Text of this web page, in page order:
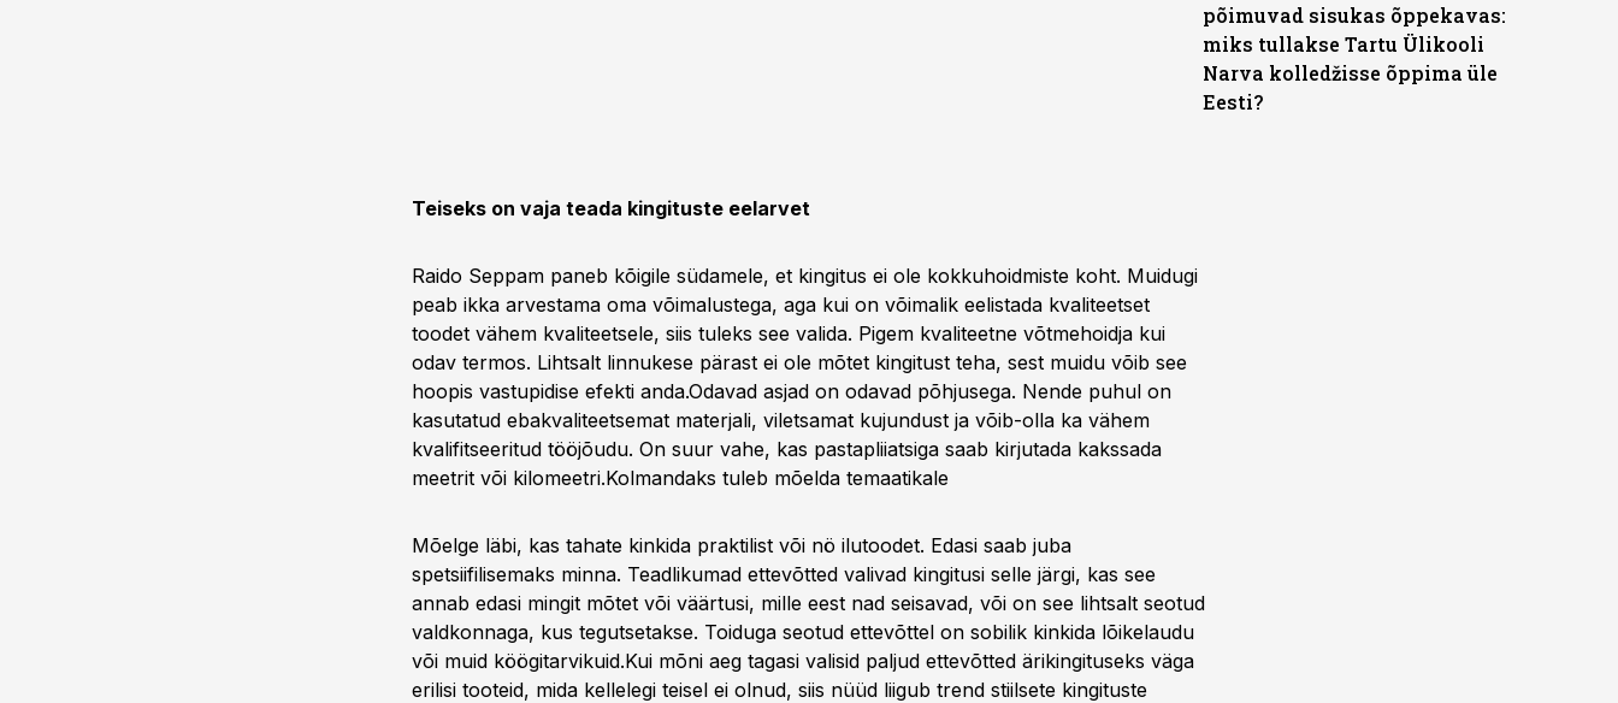
põimuvad sisukas õppekavas:
miks tullakse Tartu Ülikooli
Narva kolledžisse õppima üle
Eesti?
Teiseks on vaja teada kingituste eelarvet
Raido Seppam paneb kõigile südamele, et kingitus ei ole kokkuhoidmiste koht. Muidugi
peab ikka arvestama oma võimalustega, aga kui on võimalik eelistada kvaliteetset
toodet vähem kvaliteetsele, siis tuleks see valida. Pigem kvaliteetne võtmehoidja kui
odav termos. Lihtsalt linnukese pärast ei ole mõtet kingitust teha, sest muidu võib see
hoopis vastupidise efekti anda.Odavad asjad on odavad põhjusega. Nende puhul on
kasutatud ebakvaliteetsemat materjali, viletsamat kujundust ja võib-olla ka vähem
kvalifitseeritud tööjõudu. On suur vahe, kas pastapliiatsiga saab kirjutada kakssada
meetrit või kilomeetri.Kolmandaks tuleb mõelda temaatikale
Mõelge läbi, kas tahate kinkida praktilist või nö ilutoodet. Edasi saab juba
spetsiifilisemaks minna. Teadlikumad ettevõtted valivad kingitusi selle järgi, kas see
annab edasi mingit mõtet või väärtusi, mille eest nad seisavad, või on see lihtsalt seotud
valdkonnaga, kus tegutsetakse. Toiduga seotud ettevõttel on sobilik kinkida lõikelaudu
või muid köögitarvikuid.Kui mõni aeg tagasi valisid paljud ettevõtted ärikingituseks väga
erilisi tooteid, mida kellelegi teisel ei olnud, siis nüüd liigub trend stiilsete kingituste